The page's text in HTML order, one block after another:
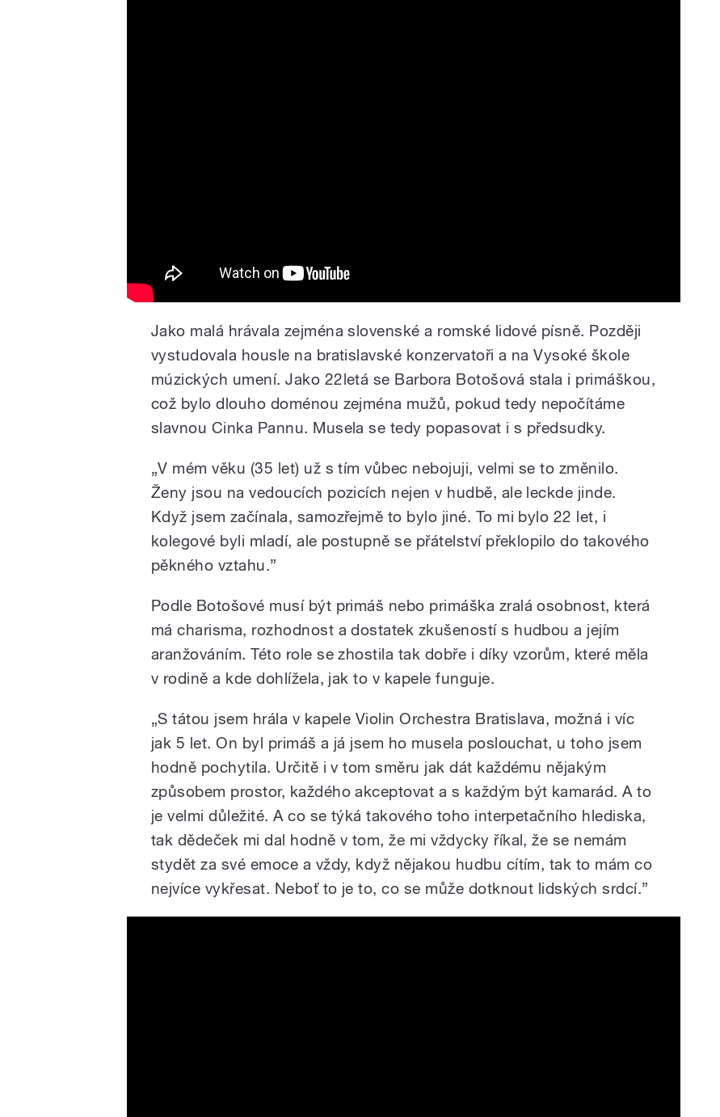
Jako malá hrávala zejména slovenské a romské lidové písně. Později
vystudovala housle na bratislavské konzervatoři a na Vysoké škole
múzických umení. Jako 22letá se Barbora Botošová stala i primáškou,
což bylo dlouho doménou zejména mužů, pokud tedy nepočítáme
slavnou Cinka Pannu. Musela se tedy popasovat i s předsudky.
„V mém věku (35 let) už s tím vůbec nebojuji, velmi se to změnilo.
Ženy jsou na vedoucích pozicích nejen v hudbě, ale leckde jinde.
Když jsem začínala, samozřejmě to bylo jiné. To mi bylo 22 let, i
kolegové byli mladí, ale postupně se přátelství překlopilo do takového
pěkného vztahu.”
Podle Botošové musí být primáš nebo primáška zralá osobnost, která
má charisma, rozhodnost a dostatek zkušeností s hudbou a jejím
aranžováním. Této role se zhostila tak dobře i díky vzorům, které měla
v rodině a kde dohlížela, jak to v kapele funguje.
„S tátou jsem hrála v kapele Violin Orchestra Bratislava, možná i víc
jak 5 let. On byl primáš a já jsem ho musela poslouchat, u toho jsem
hodně pochytila. Určitě i v tom směru jak dát každému nějakým
způsobem prostor, každého akceptovat a s každým být kamarád. A to
je velmi důležité. A co se týká takového toho interpetačního hlediska,
tak dědeček mi dal hodně v tom, že mi vždycky říkal, že se nemám
stydět za své emoce a vždy, když nějakou hudbu cítím, tak to mám co
nejvíce vykřesat. Neboť to je to, co se může dotknout lidských srdcí.”